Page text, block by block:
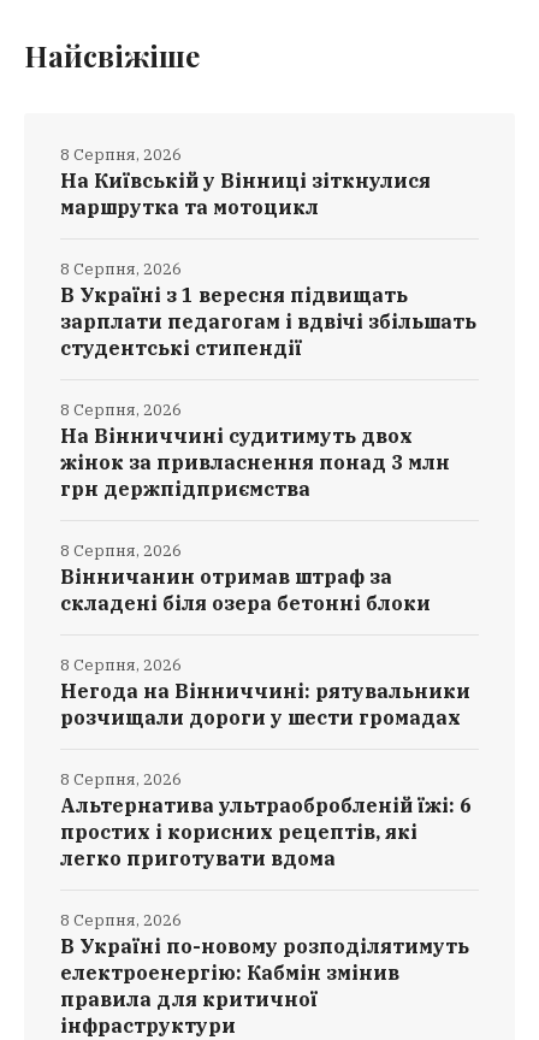
Найсвіжіше
На Київській у Вінниці зіткнулися
маршрутка та мотоцикл
8 Серпня, 2026
В Україні з 1 вересня підвищать
зарплати педагогам і вдвічі збільшать
студентські стипендії
8 Серпня, 2026
На Вінниччині судитимуть двох
жінок за привласнення понад 3 млн
грн держпідприємства
8 Серпня, 2026
Вінничанин отримав штраф за
складені біля озера бетонні блоки
8 Серпня, 2026
Негода на Вінниччині: рятувальники
розчищали дороги у шести громадах
8 Серпня, 2026
Альтернатива ультраобробленій їжі: 6
простих і корисних рецептів, які
легко приготувати вдома
8 Серпня, 2026
В Україні по-новому розподілятимуть
електроенергію: Кабмін змінив
правила для критичної
інфраструктури
8 Серпня, 2026